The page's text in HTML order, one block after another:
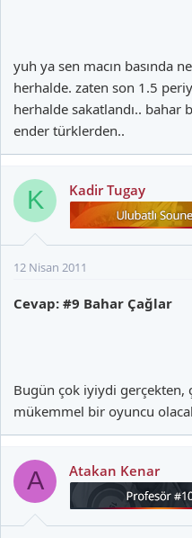
yuh ya sen macın basında
herhalde. zaten son 1.5
herhalde sakatlandı.. bahar
ender türklerden..
K Kadir Tugay
12 Nisan 2011
Cevap: #9 Bahar Çağlar
Bugün çok iyiydi gerçekten,
mükemmel bir oyuncu
A Atakan Kenar